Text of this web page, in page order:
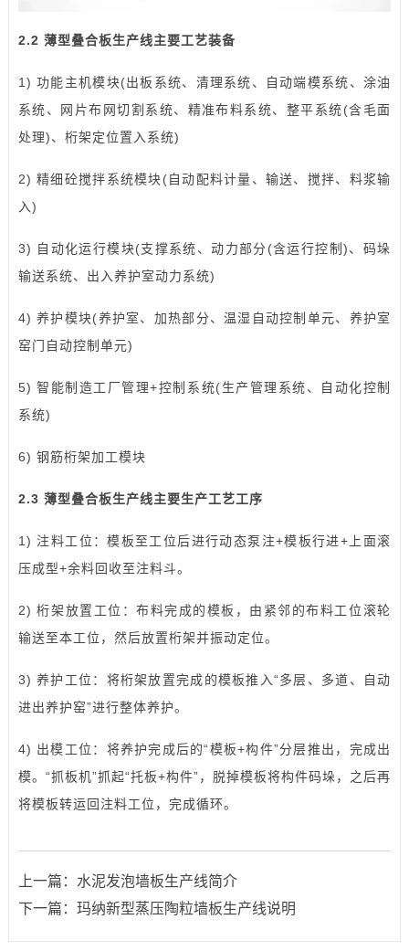
2.2 薄型叠合板生产线主要工艺装备
1) 功能主机模块(出板系统、清理系统、自动端模系统、涂油
系统、网片布网切割系统、精准布料系统、整平系统(含毛面
处理)、桁架定位置入系统)
2) 精细砼搅拌系统模块(自动配料计量、输送、搅拌、料浆输
入)
3) 自动化运行模块(支撑系统、动力部分(含运行控制)、码垛
输送系统、出入养护室动力系统)
4) 养护模块(养护室、加热部分、温湿自动控制单元、养护室
窑门自动控制单元)
5) 智能制造工厂管理+控制系统(生产管理系统、自动化控制
系统)
6) 钢筋桁架加工模块
2.3 薄型叠合板生产线主要生产工艺工序
1) 注料工位：模板至工位后进行动态泵注+模板行进+上面滚
压成型+余料回收至注料斗。
2) 桁架放置工位：布料完成的模板，由紧邻的布料工位滚轮
输送至本工位，然后放置桁架并振动定位。
3) 养护工位：将桁架放置完成的模板推入“多层、多道、自动
进出养护窑”进行整体养护。
4) 出模工位：将养护完成后的“模板+构件”分层推出，完成出
模。“抓板机”抓起“托板+构件”，脱掉模板将构件码垛，之后再
将模板转运回注料工位，完成循环。
上一篇： 水泥发泡墙板生产线简介
下一篇： 玛纳新型蒸压陶粒墙板生产线说明